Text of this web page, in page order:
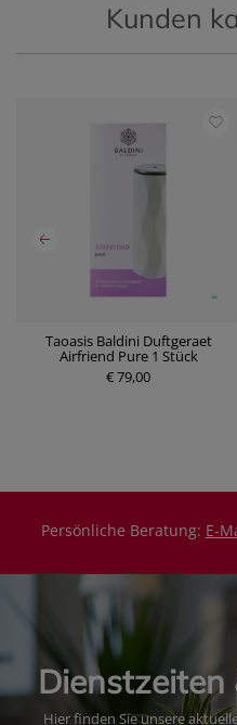
Kunden
Taoasis Baldini Duftgeraet
Airfriend Pure 1 Stück
€ 79,00
Persönliche Beratung: E-
Hier finden Sie unsere